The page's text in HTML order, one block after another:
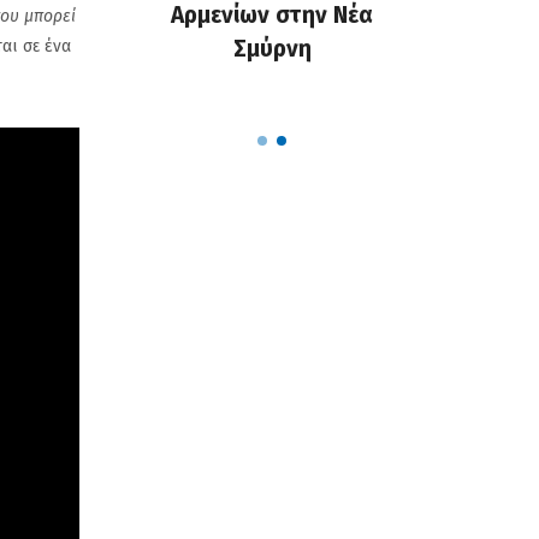
μπορεί
σε ένα
που
τη ζωή
Αρμενίων στην Νέα
Σμύρνη